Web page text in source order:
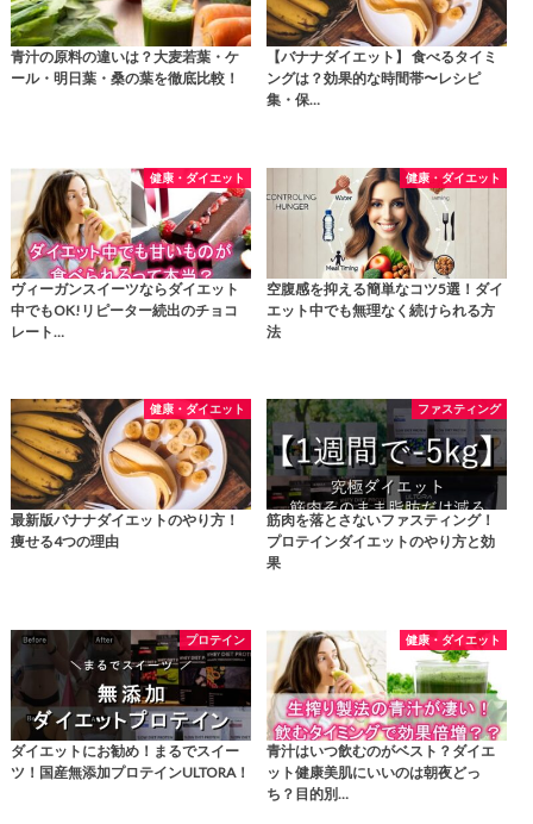
青汁の原料の違いは？大麦若葉・ケ
ール・明日葉・桑の葉を徹底比較！
【バナナダイエット】 食べるタイミ
ングは？効果的な時間帯〜レシピ
集・保…
健康・ダイエット
ヴィーガンスイーツならダイエット
中でもOK!リピーター続出のチョコ
レート…
健康・ダイエット
空腹感を抑える簡単なコツ5選！ダイ
エット中でも無理なく続けられる方
法
健康・ダイエット
最新版バナナダイエットのやり方！
痩せる4つの理由
ファスティング
筋肉を落とさないファスティング！
プロテインダイエットのやり方と効
果
プロテイン
ダイエットにお勧め！まるでスイー
ツ！国産無添加プロテインULTORA！
健康・ダイエット
青汁はいつ飲むのがベスト？ダイエ
ット健康美肌にいいのは朝夜どっ
ち？目的別…